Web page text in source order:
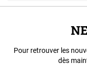
Pour retrouver les
dès